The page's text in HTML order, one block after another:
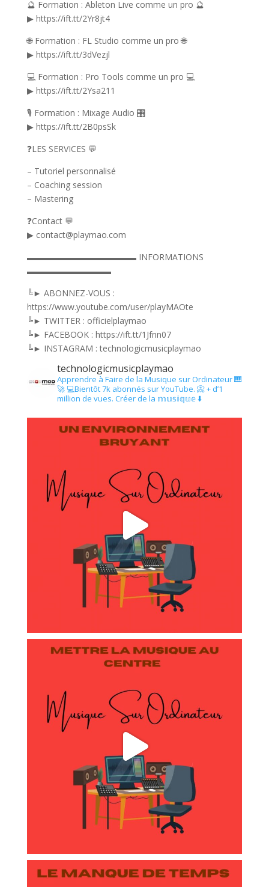
🔮 Formation : Ableton Live comme un pro 🔮
▶ https://ift.tt/2Yr8jt4
🌐 Formation : FL Studio comme un pro 🌐
▶ https://ift.tt/3dVezjl
💻 Formation : Pro Tools comme un pro 💻
▶ https://ift.tt/2Ysa211
🎙️ Formation : Mixage Audio 🎛️
▶ https://ift.tt/2B0psSk
❓LES SERVICES 💬
– Tutoriel personnalisé
– Coaching session
– Mastering
❓Contact 💬
▶ contact@playmao.com
▬▬▬▬▬▬▬▬▬▬▬▬▬ INFORMATIONS
▬▬▬▬▬▬▬▬▬▬
╚► ABONNEZ-VOUS :
https://www.youtube.com/user/playMAOte
╚► TWITTER : officielplaymao
╚► FACEBOOK : https://ift.tt/1Jfnn07
╚► INSTAGRAM : technologicmusicplaymao
technologicmusicplaymao
Apprendre à Faire de la Musique sur Ordinateur 🎹
🚀 💻Bientôt 7k abonnés sur YouTube. 📀 + d’1
million de vues. Créer de la 𝕞𝕦𝕤𝕚𝕢𝕦𝕖 ⬇️